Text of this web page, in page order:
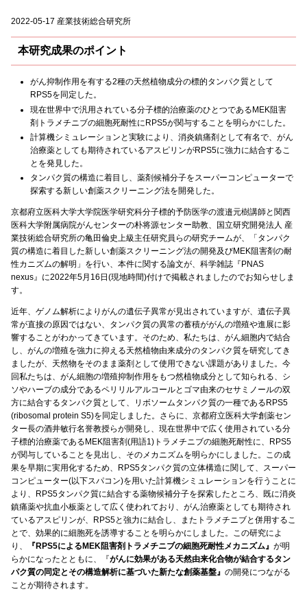
2022-05-17 産業技術総合研究所
本研究成果のポイント
がん抑制作用を有する2種の天然植物成分の標的タンパク質として
RPS5を同定した。
現在世界中で汎用されている分子標的治療薬のひとつであるMEK阻害
剤トラメチニブの細胞死耐性にRPS5が関与することを明らかにした。
計算機シミュレーションと実験により、消炎鎮痛剤として有名で、がん
治療薬としても期待されているアスピリンがRPS5に強力に結合するこ
とを発見した。
タンパク質の構造に着目し、薬剤候補分子をスーパーコンピューターで
探索する新しい創薬スクリーニング法を開発した。
京都府立医科大学大学院医学研究科分子標的予防医学の渡邉元樹講師と関西
医科大学附属病院がんセンターの朴将源センター助教、国立研究開発法人 産
業技術総合研究所の亀田倫史上級主任研究員らの研究チームが、「タンパク
質の構造に着目した新しい創薬スクリーニング法の開発及びMEK阻害剤の耐
性カニズムの解明」を行い、本件に関する論文が、科学雑誌『PNAS
nexus』に2022年5月16日(現地時間)付けで掲載されましたのでお知らせしま
す。
近年、ゲノム解析によりがんの遺伝子異常が見出されていますが、遺伝子異
常が直接の原因ではない、タンパク質の異常の蓄積ががんの増殖や進展に影
響することがわかってきています。そのため、私たちは、がん細胞内で結合
し、がんの増殖を強力に抑える天然植物由来成分のタンパク質を研究してき
ましたが、天然物をそのまま薬剤として使用できない課題がありました。今
回私たちは、がん細胞の増殖抑制作用をもつ然植物成分として知られる、シ
ソやハーブの成分であるペリリルアルコールとゴマ由来のセサミノールの双
方に結合するタンパク質として、リボソームタンパク質の一種であるRPS5
(ribosomal protein S5)を同定しました。さらに、京都府立医科大学創薬セン
ター長の酒井敏行名誉教授らが開発し、現在世界中で広く使用されている分
子標的治療薬であるMEK阻害剤(用語1)トラメチニブの細胞死耐性に、RPS5
が関与していることを見出し、そのメカニズムを明らかにしました。この成
果を早期に実用化するため、RPS5タンパク質の立体構造に関して、スーパー
コンピューター(以下スパコン)を用いた計算機シミュレーションを行うことに
より、RPS5タンパク質に結合する薬物候補分子を探索したところ、既に消炎
鎮痛薬や抗血小板薬として広く使われており、がん治療薬としても期待され
ているアスピリンが、RPS5と強力に結合し、またトラメチニブと併用するこ
とで、効果的に細胞死を誘導することを明らかにしました。この研究によ
り、
『RPS5によるMEK阻害剤トラメチニブの細胞死耐性メカニズム』 が明
らかになったとともに、『がんに効果がある天然由来化合物が結合するタン
パク質の同定とその構造解析に基づいた新たな創薬基盤』 の開発につながる
ことが期待されます。